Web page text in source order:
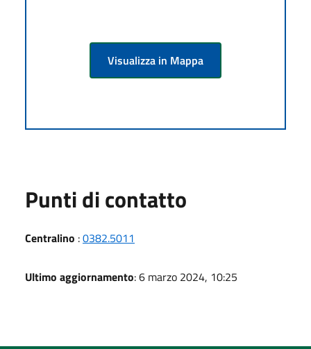
Visualizza in Mappa
Punti di contatto
Centralino :0382.5011
Ultimo aggiornamento: 6 marzo 2024, 10:25